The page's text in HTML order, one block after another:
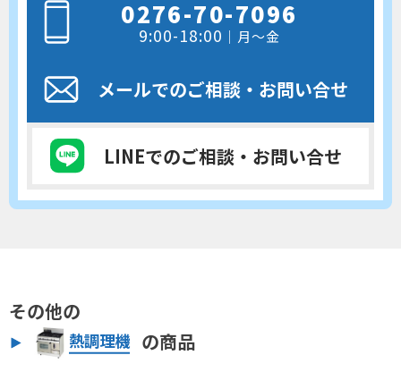
0276-70-7096
9:00-18:00 ｜月～金
メールでのご相談 ・お問い合せ
LINEでのご相談 ・お問い合せ
その他の
熱調理機 の商品